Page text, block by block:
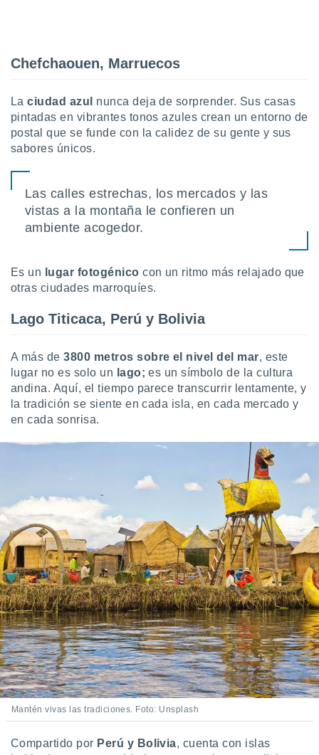
Chefchaouen, Marruecos
Laciudad azul
nunca deja de sorprender. Sus casas
pintadas en vibrantes tonos azules crean un entorno de
postal que se funde con la calidez de su gente y sus
sabores únicos.
Las calles estrechas, los mercados y las
vistas a la montaña le confieren un
ambiente acogedor.
Es un lugar fotogénico con un ritmo más relajado que
otras ciudades marroquíes.
Lago Titicaca, Perú y Bolivia
A más de3800 metros sobre el nivel del mar, este
lugar no es solo un lago; es un símbolo de la cultura
andina. Aquí, el tiempo parece transcurrir lentamente, y
la tradición se siente en cada isla, en cada mercado y
en cada sonrisa.
Mantén vivas las tradiciones. Foto: Unsplash
Compartido por Perú y Bolivia, cuenta con islas